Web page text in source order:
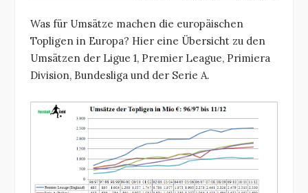
Was für Umsätze machen die europäischen
Topligen in Europa? Hier eine Übersicht zu den
Umsätzen der Ligue 1, Premier League, Primiera
Division, Bundesliga und der Serie A.